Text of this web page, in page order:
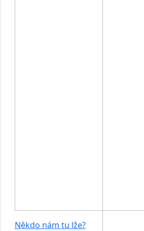
Někdo nám tu lže?